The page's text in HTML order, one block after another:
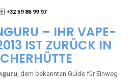
05
+32 59 86 99 97
– IHR VAPE-
IST ZURÜCK IN
, dem bekannten Guide für Einweg